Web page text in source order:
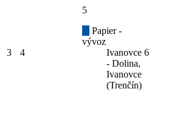
3 4
5
Papier -
vývoz
Ivanovce
- Dolina,
Ivanovce
(Trenčín)
6